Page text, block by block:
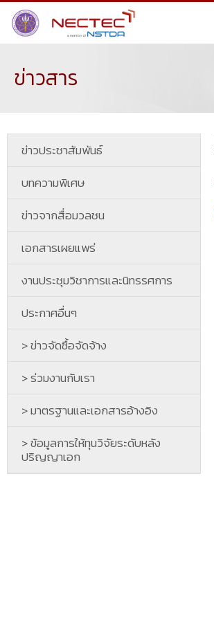
ข่าวสาร
ข่าวประชาสัมพันธ์
บทความพิเศษ
ข่าวจากสื่อมวลชน
เอกสารเผยแพร่
งานประชุมวิชาการและนิทรรศการ
ประกาศอื่นๆ
> ข่าวจัดซื้อจัดจ้าง
> ร่วมงานกับเรา
> มาตรฐานและเอกสารอ้างอิง
> ข้อมูลการให้ทุนวิจัยระดับหลัง
ปริญญาเอก